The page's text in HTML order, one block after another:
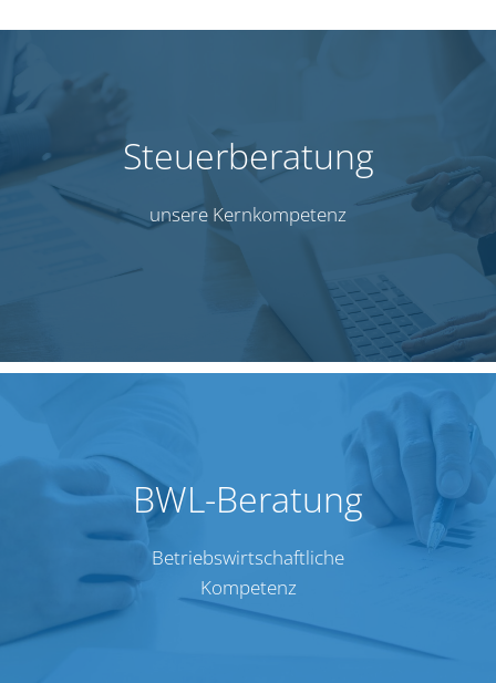
Steu­er­be­ra­tung
unse­re Kern­kom­pe­tenz
BWL-Bera­tung
Betriebs­wirt­schaft­li­che
Kom­pe­tenz